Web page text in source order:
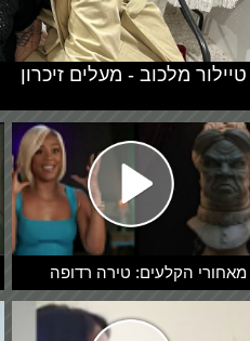
מאחורי הקלעים: טירה רדופה
טיילור מלכוב - מעלים זיכרון